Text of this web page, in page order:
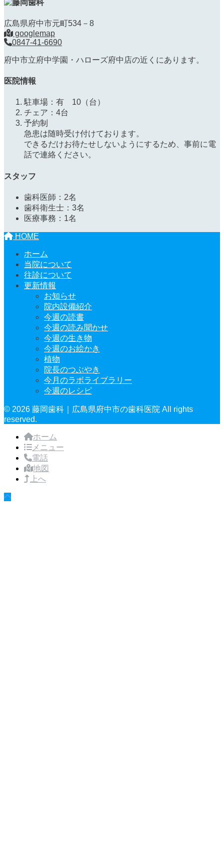
広島県府中市元町534－8
googlemap
0847-41-6690
府中市立府中学園・ハローズ府中店の近くにあります。
医院情報
駐車場：有 10（台）
チェア：4台
予約制
急患は随時受け付けております。
できるだけお待たせしないようにするため、事前に電
話で連絡ください。
スタッフ
歯科医師：2名
歯科衛生士：3名
医療事務：1名
HOME
ホーム
当院について
往診について
更新情報
お知らせ
院内設備紹介
今週の読書
今週の読み聞かせ
今週の生き物
今週のお絵かき
植物
院長のつぶやき
今月のラボライブラリー
今週のレシピ
© 2026 藤岡歯科｜広島県府中市の歯科医院 All rights
reserved.
ホーム
メニュー
電話
地図
上へ